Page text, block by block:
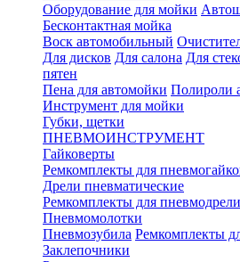
Оборудование для мойки
Бесконтактная мойка
Воск автомобильный
Для дисков Для салона Для
пятен
Пена для автомойки Полироли
Инструмент для мойки
Губки, щетки
ПНЕВМОИНСТРУМЕНТ
Гайковерты
Ремкомплекты для
Дрели пневматические
Ремкомплекты для пневмодрели
Пневмомолотки
Пневмозубила Ремкомплекты
Заклепочники